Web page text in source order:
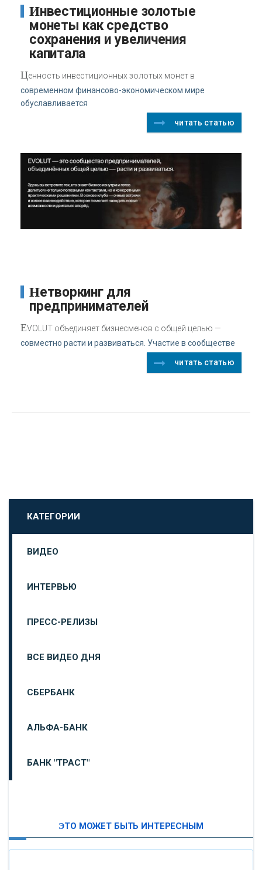
Инвестиционные золотые
монеты как средство
сохранения и увеличения
капитала
Ценность инвестиционных золотых монет в
современном финансово-экономическом мире
обуславливается
читать статью
Нетворкинг для
предпринимателей
EVOLUT объединяет бизнесменов с общей целью —
совместно расти и развиваться. Участие в сообществе
читать статью
КАТЕГОРИИ
ВИДЕО
ИНТЕРВЬЮ
ПРЕСС-РЕЛИЗЫ
ВСЕ ВИДЕО ДНЯ
СБЕРБАНК
АЛЬФА-БАНК
БАНК "ТРАСТ"
ЭТО МОЖЕТ БЫТЬ ИНТЕРЕСНЫМ